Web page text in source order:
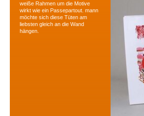
weiße Rahmen um die Motive
wirkt wie ein Passepartout. mann
möchte sich diese Tüten am
liebsten gleich an die Wand
hängen.